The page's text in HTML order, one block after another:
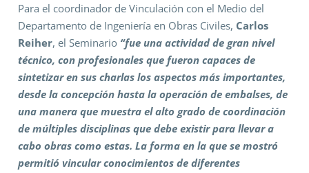
Para el coordinador de Vinculación con el Medio del
Departamento de Ingeniería en Obras Civiles, Carlos
Reiher, el Seminario “fue una actividad de gran nivel
técnico, con profesionales que fueron capaces de
sintetizar en sus charlas los aspectos más importantes,
desde la concepción hasta la operación de embalses, de
una manera que muestra el alto grado de coordinación
de múltiples disciplinas que debe existir para llevar a
cabo obras como estas. La forma en la que se mostró
permitió vincular conocimientos de diferentes